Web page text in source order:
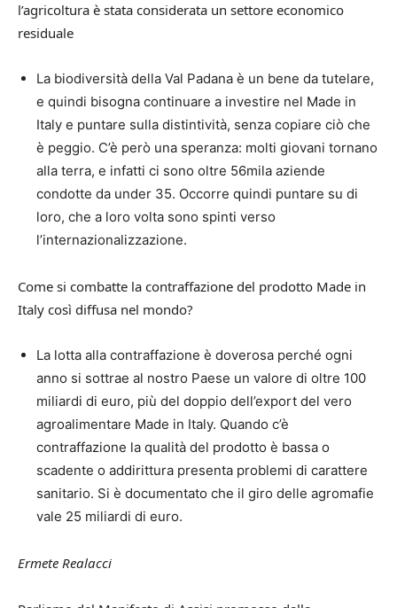
l’agricoltura è stata considerata un settore economico
residuale
La biodiversità della Val Padana è un bene da tutelare,
e quindi bisogna continuare a investire nel Made in
Italy e puntare sulla distintività, senza copiare ciò che
è peggio. C’è però una speranza: molti giovani tornano
alla terra, e infatti ci sono oltre 56mila aziende
condotte da under 35. Occorre quindi puntare su di
loro, che a loro volta sono spinti verso
l’internazionalizzazione.
Come si combatte la contraffazione del prodotto Made in
Italy così diffusa nel mondo?
La lotta alla contraffazione è doverosa perché ogni
anno si sottrae al nostro Paese un valore di oltre 100
miliardi di euro, più del doppio dell’export del vero
agroalimentare Made in Italy. Quando c’è
contraffazione la qualità del prodotto è bassa o
scadente o addirittura presenta problemi di carattere
sanitario. Si è documentato che il giro delle agromafie
vale 25 miliardi di euro.
Ermete Realacci